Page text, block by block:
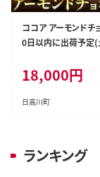
ココア アーモンドチ
0日以内に出荷予定
料 スイーツ デザート
やつ チョコ アーモン
ドチョコ ココア---
18,000円
日高川町
ランキング